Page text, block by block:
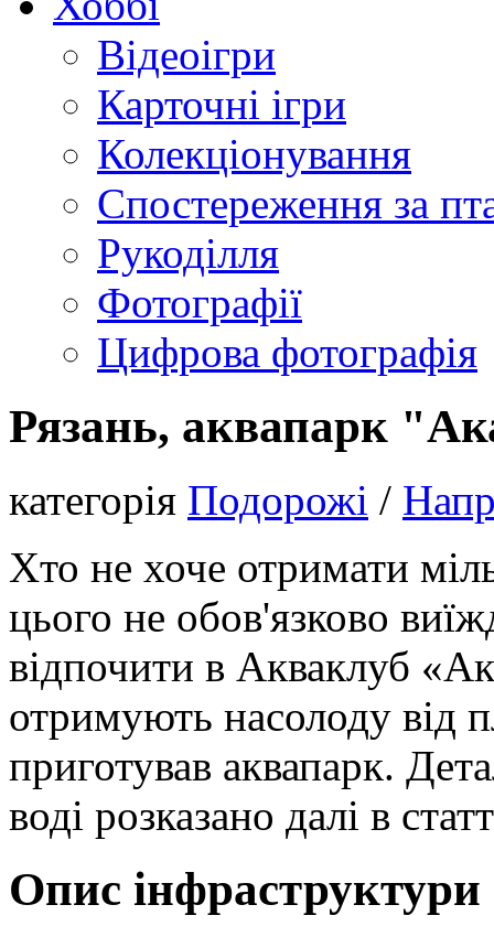
Відеоігри
Карточні ігри
Колекціонування
Спостереження за
Рукоділля
Фотографії
Цифрова фотографія
Рязань, аквапарк
категорія Подорожі /
Хто не хоче отримати
цього не обов'язково
відпочити в Акваклуб
отримують насолоду від
приготував аквапарк.
воді розказано далі в
Опис інфраструктури